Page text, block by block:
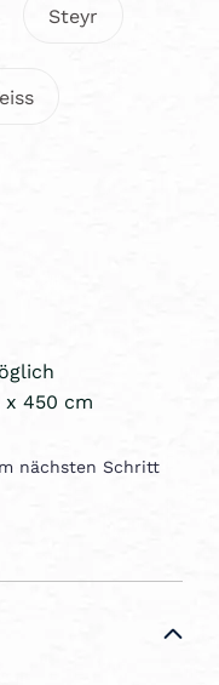
Steyr
450 cm
nächsten Schritt